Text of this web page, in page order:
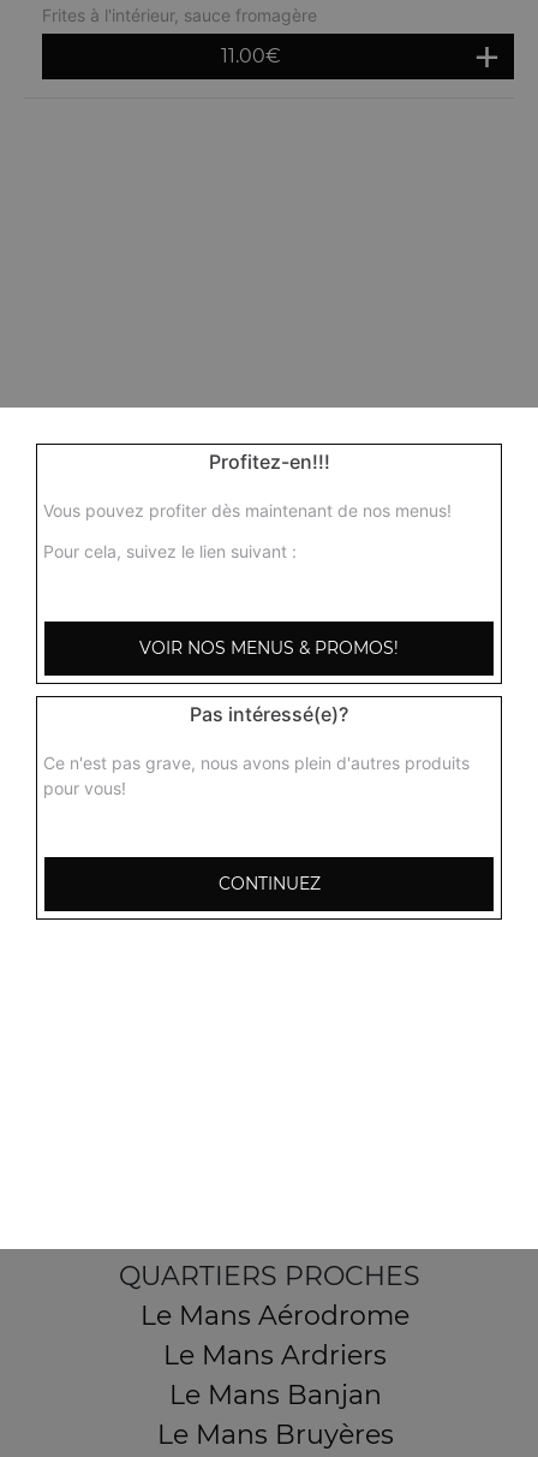
Frites à l'intérieur, sauce fromagère
11.00€
QUARTIERS PROCHES
Le Mans Aérodrome
Le Mans Ardriers
Le Mans Banjan
Le Mans Bruyères
Profitez-en!!!
Vous pouvez profiter dès maintenant de nos menus!
Pour cela, suivez le lien suivant :
VOIR NOS MENUS & PROMOS!
Pas intéressé(e)?
Ce n'est pas grave, nous avons plein d'autres produits
pour vous!
CONTINUEZ